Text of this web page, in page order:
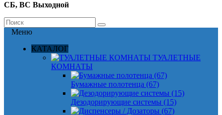
СБ, ВС Выходной
Меню
КАТАЛОГ
ТУАЛЕТНЫЕ
КОМНАТЫ
Бумажные полотенца (67)
Дезодорирующие системы (15)